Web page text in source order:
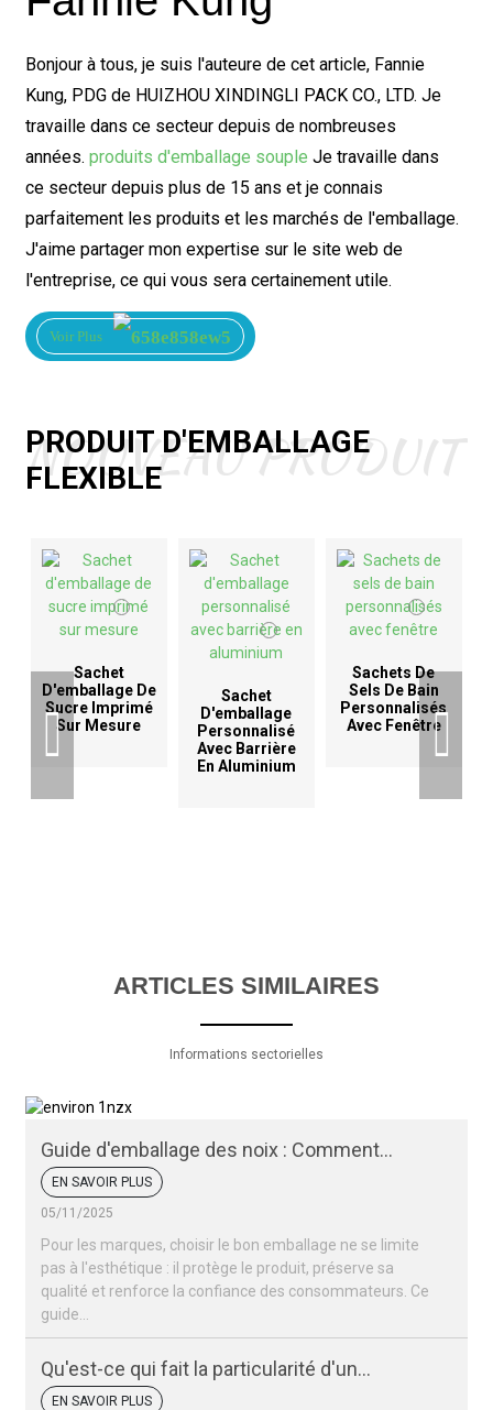
Bonjour à tous, je suis l'auteure de cet article, Fannie
Kung, PDG de HUIZHOU XINDINGLI PACK CO., LTD. Je
travaille dans ce secteur depuis de nombreuses
années. produits d'emballage souple Je travaille dans
ce secteur depuis plus de 15 ans et je connais
parfaitement les produits et les marchés de l'emballage.
J'aime partager mon expertise sur le site web de
l'entreprise, ce qui vous sera certainement utile.
Voir Plus
PRODUIT D'EMBALLAGE
FLEXIBLE
NOUVEAU PRODUIT
Sachet
D'emballage De
Sucre Imprimé
Sur Mesure
Sachet
D'emballage
Personnalisé
Avec Barrière
En Aluminium
Sachets De
Sels De Bain
Personnalisés
Avec Fenêtre
ARTICLES SIMILAIRES
Informations sectorielles
Guide d'emballage des noix : Comment
conserver la fraîcheur et l'attrait de vos noix
EN SAVOIR PLUS
05/11/2025
Pour les marques, choisir le bon emballage ne se limite
pas à l'esthétique : il protège le produit, préserve sa
qualité et renforce la confiance des consommateurs. Ce
guide…
Qu'est-ce qui fait la particularité d'un
emballage de noix ?
EN SAVOIR PLUS